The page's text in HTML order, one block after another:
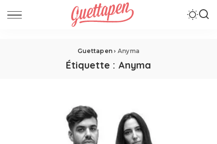
Guettapen › Anyma
Étiquette : Anyma